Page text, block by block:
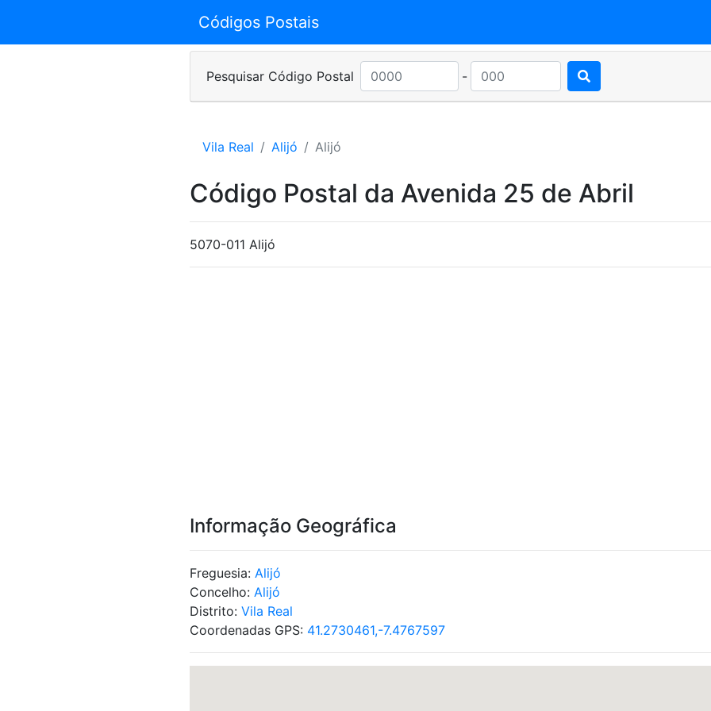
Códigos Postais
Pesquisar Código Postal -
Vila Real Alijó Alijó
Código Postal da Avenida 25 de Abril
5070-011 Alijó
Informação Geográfica
Freguesia: Alijó
Concelho: Alijó
Distrito: Vila Real
Coordenadas GPS: 41.2730461,-7.4767597